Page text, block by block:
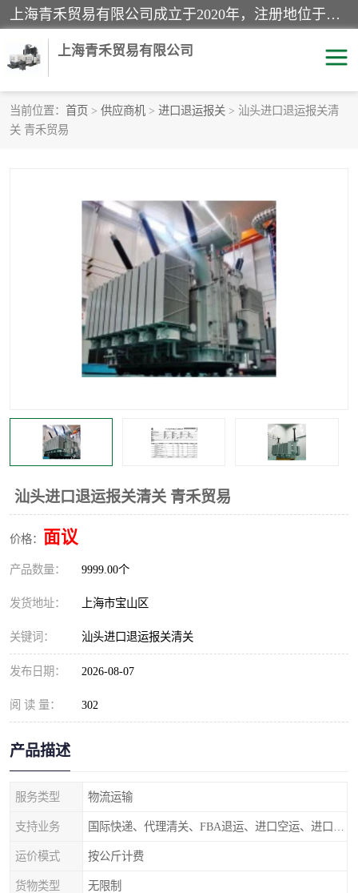
上海青禾贸易有限公司成立于2020年，注册地位于上海市宝山区。经营范围包括：机械设备、五金制品、劳防用品、电子产品、塑胶制品、家具、模具、纺织品、仪器仪表、建筑材料、装饰材料、化工产品、金属制品、机车配件等货物进出口报关、清关服务。
上海青禾贸易有限公司
当前位置： 首页 > 供应商机 > 进口退运报关 > 汕头进口退运报关清
关 青禾贸易
汕头进口退运报关清关 青禾贸易
价格： 面议
产品数量： 9999.00个
发货地址： 上海市宝山区
关键词： 汕头进口退运报关清关
发布日期： 2026-08-07
阅 读 量： 302
产品描述
服务类型 物流运输
支持业务
运价模式 按公斤计费
货物类型 无限制
酒类饮料报关
进口杂货清关
家用电器报关 机床进口清关
国际灯具清关